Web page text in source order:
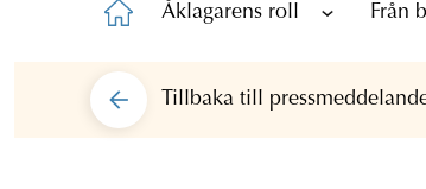
Åklagarens roll Från
Tillbaka till